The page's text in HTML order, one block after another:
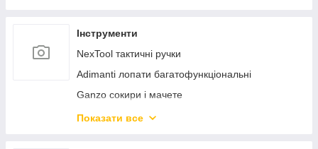
Інструменти
NexTool тактичні ручки
Adimanti лопати багатофункціональні
Ganzo сокири і мачете
Nextool лопати багатофункціональні
Показати все